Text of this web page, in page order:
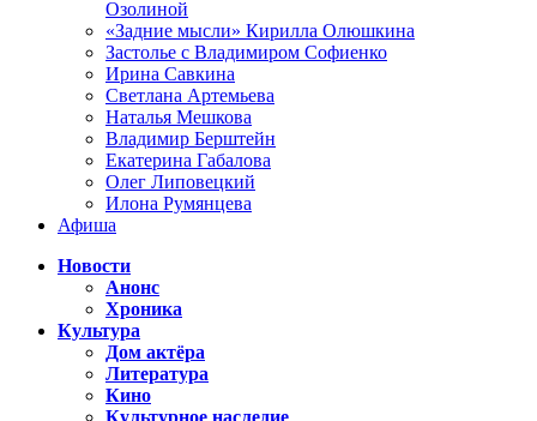
Озолиной
«Задние мысли» Кирилла Олюшкина
Застолье с Владимиром Софиенко
Ирина Савкина
Светлана Артемьева
Наталья Мешкова
Владимир Берштейн
Екатерина Габалова
Олег Липовецкий
Илона Румянцева
Афиша
Новости
Анонс
Хроника
Культура
Дом актёра
Литература
Кино